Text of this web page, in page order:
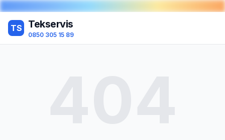
TS Tekservis
0850 305 15 89